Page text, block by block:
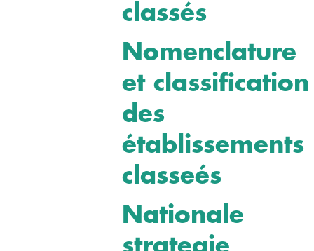
classés
Nomenclature
et classification
des
établissements
classeés
Nationale
strategie